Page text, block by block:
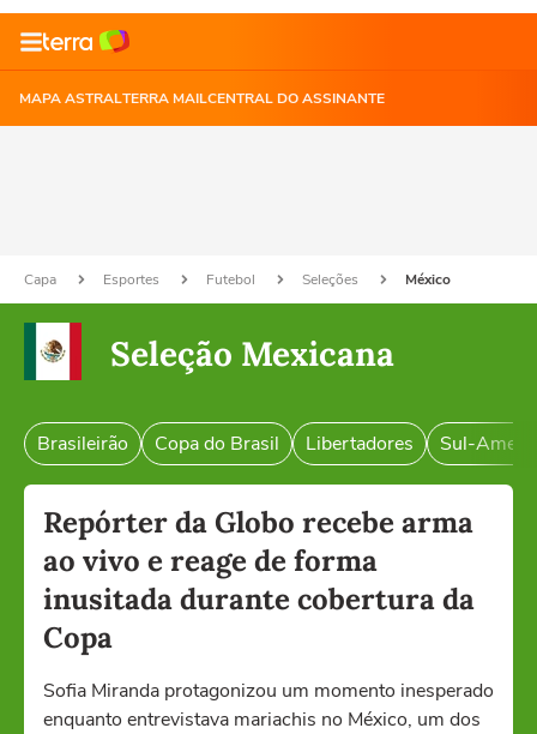
MAPA ASTRALTERRA MAILCENTRAL DO ASSINANTE
Capa Esportes Futebol Seleções México
Seleção Mexicana
Brasileirão Copa do Brasil Libertadores Sul-
Repórter da Globo recebe arma
ao vivo e reage de forma
inusitada durante cobertura da
Copa
Sofia Miranda protagonizou um momento inesperado
enquanto entrevistava mariachis no México, um dos